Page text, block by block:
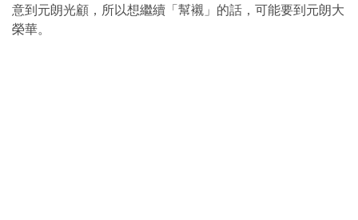
意到元朗光顧，所以想繼續「幫襯」的話，可能要到元朗大
榮華。